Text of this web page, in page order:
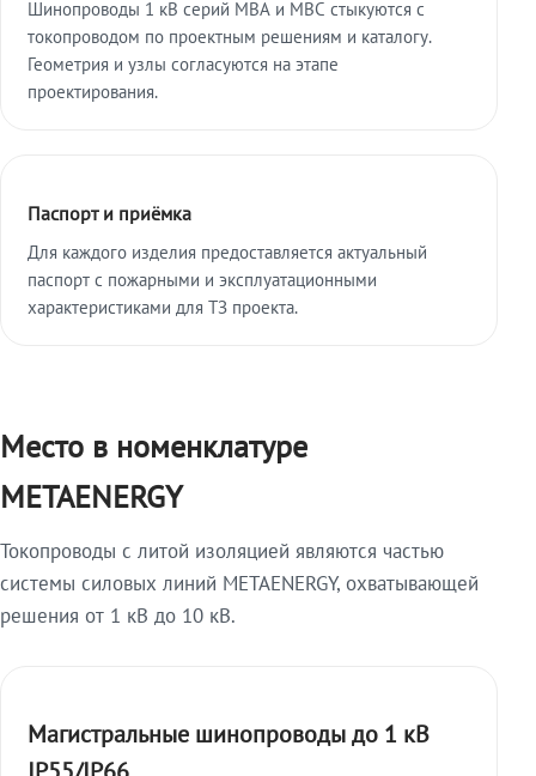
Шинопроводы 1 кВ серий МВА и МВС стыкуются с
токопроводом по проектным решениям и каталогу.
Геометрия и узлы согласуются на этапе
проектирования.
Паспорт и приёмка
Для каждого изделия предоставляется актуальный
паспорт с пожарными и эксплуатационными
характеристиками для ТЗ проекта.
Место в номенклатуре
METAENERGY
Токопроводы с литой изоляцией являются частью
системы силовых линий METAENERGY, охватывающей
решения от 1 кВ до 10 кВ.
Магистральные шинопроводы до 1 кВ